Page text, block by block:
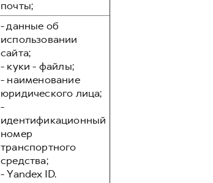
почты;
- данные об
использовании
сайта;
- куки - файлы;
- наименование
юридического лица;
-
идентификационный
номер
транспортного
средства;
- Yandex ID.